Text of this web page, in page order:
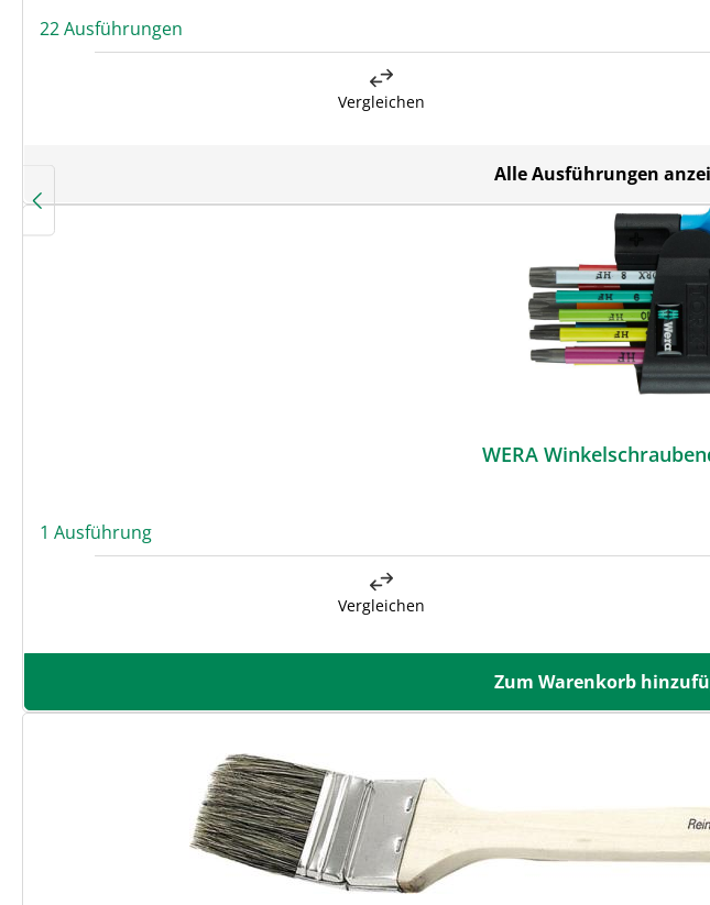
22 Ausführungen
Vergleichen
Alle Ausführungen
1 Ausführung
Vergleichen
Zum Warenkorb